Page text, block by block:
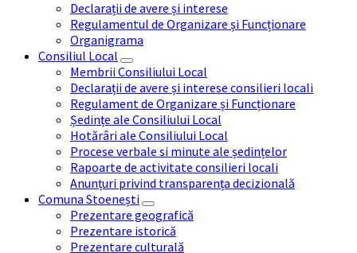
Declarații de avere și interese
Regulamentul de Organizare și Funcționare
Organigrama
Consiliul Local
Membrii Consiliului Local
Declarații de avere și interese consilieri locali
Regulament de Organizare și Funcționare
Ședințe ale Consiliului Local
Hotărâri ale Consiliului Local
Procese verbale si minute ale ședințelor
Rapoarte de activitate consilieri locali
Anunțuri privind transparența decizională
Comuna Stoenești
Prezentare geografică
Prezentare istorică
Prezentare culturală